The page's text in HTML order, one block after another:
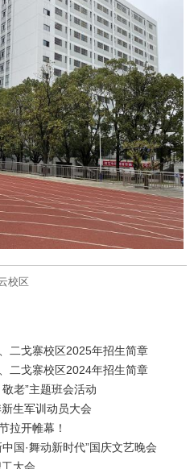
校区
二戈寨校区2025年招生简章
二戈寨校区2024年招生简章
老”主题班会活动
生军训动员大会
拉开帷幕！
国·舞动新时代”国庆文艺晚会